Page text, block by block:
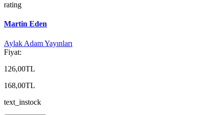
rating
Martin Eden
Aylak Adam Yayınları
Fiyat:
126,00TL
168,00TL
text_instock